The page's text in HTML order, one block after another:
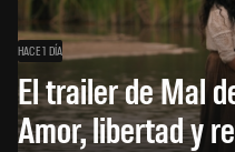
HACE 1 DÍA
El trailer de Mal
Amor, libertad y